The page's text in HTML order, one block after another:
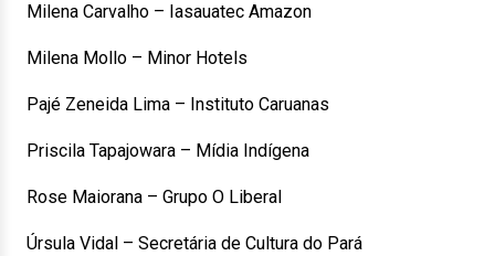
Milena Carvalho – Iasauatec Amazon
Milena Mollo – Minor Hotels
Pajé Zeneida Lima – Instituto Caruanas
Priscila Tapajowara – Mídia Indígena
Rose Maiorana – Grupo O Liberal
Úrsula Vidal – Secretária de Cultura do Pará